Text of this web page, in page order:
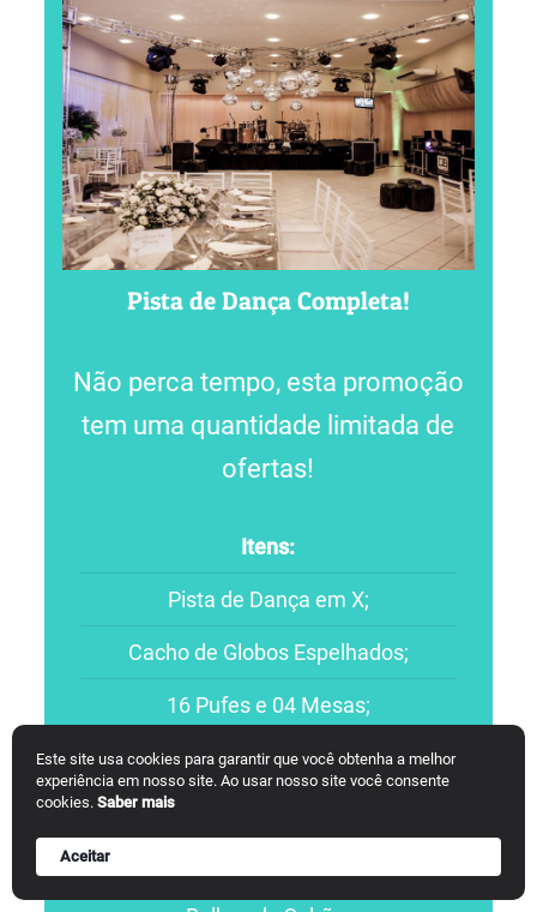
Este site usa cookies para garantir que você obtenha a melhor
experiência em nosso site. Ao usar nosso site você consente
cookies. Saber mais
Aceitar
Pista de Dança Completa!
Não perca tempo, esta promoção
tem uma quantidade limitada de
ofertas!
Itens:
Pista de Dança em X;
Cacho de Globos Espelhados;
16 Pufes e 04 Mesas;
02 TVs de LED;